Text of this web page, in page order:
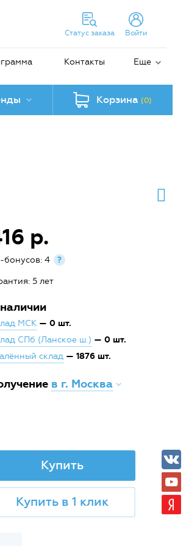
Статус заказа Войти
Контакты Еще
Корзина (0)
р.
бонусов: 4 ?
5 лет
МСК — 0 шт.
СПб (Ланское ш.) — 0 шт.
склад — 1876 шт.
в г. Москва
Купить
Купить в 1 клик